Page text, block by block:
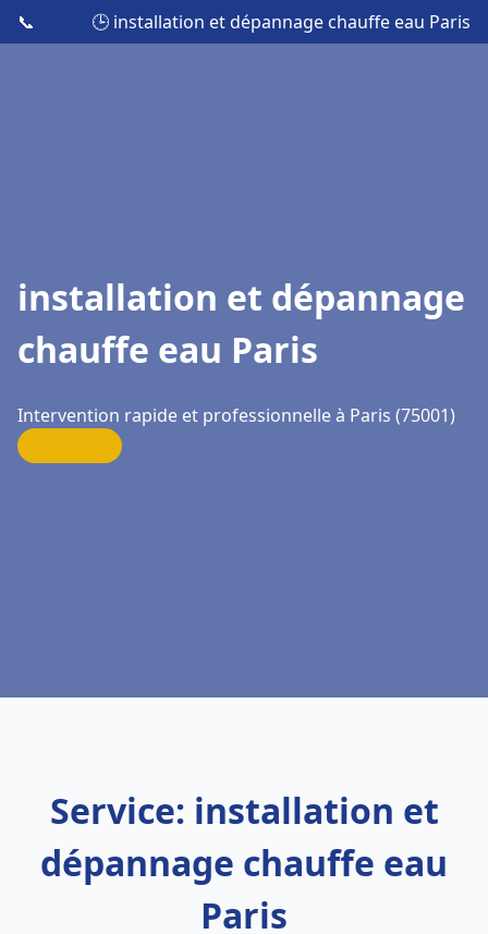
📞 🕒 installation et dépannage chauffe eau Paris
installation et dépannage
chauffe eau Paris
Intervention rapide et professionnelle à Paris (75001)
Service: installation et
dépannage chauffe eau
Paris